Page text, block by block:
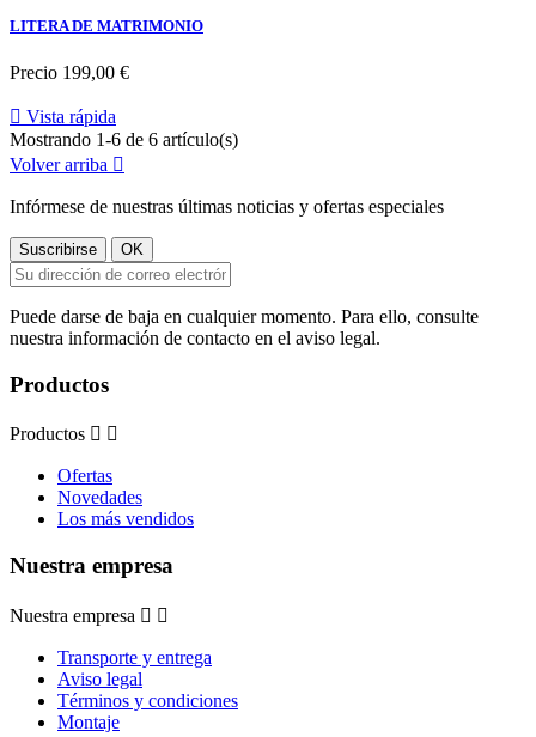
LITERA DE MATRIMONIO
Precio 199,00 €
 Vista rápida
Mostrando 1-6 de 6 artículo(s)
Volver arriba 
Infórmese de nuestras últimas noticias y ofertas especiales
Puede darse de baja en cualquier momento. Para ello, consulte
nuestra información de contacto en el aviso legal.
Productos
Productos  
Ofertas
Novedades
Los más vendidos
Nuestra empresa
Nuestra empresa  
Transporte y entrega
Aviso legal
Términos y condiciones
Montaje